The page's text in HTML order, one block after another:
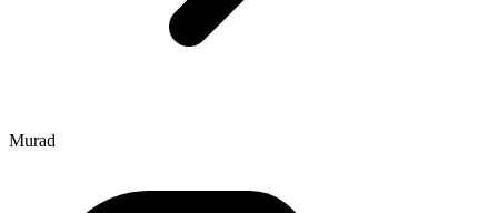
Murad